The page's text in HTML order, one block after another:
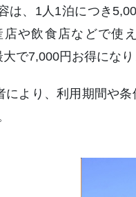
は、1人1泊につき
や飲食店などで使
で7,000円お得になり
により、利用期間や